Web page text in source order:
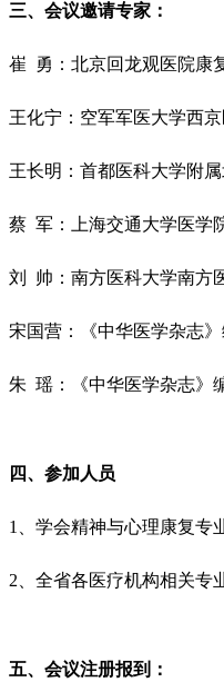
三、会议邀请专家：
崔 勇：北京回龙观医院康
王化宁：空军军医大学西
王长明：首都医科大学附
蔡 军：上海交通大学医学
刘 帅：南方医科大学南方
宋国营：《中华医学杂志》
朱 瑶：《中华医学杂志》
四、参加人员
1、学会精神与心理康复专
2、全省各医疗机构相关专
五、会议注册报到：